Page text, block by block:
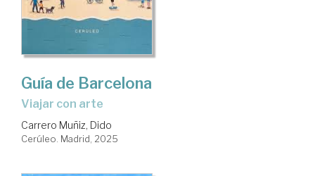
Guía de Barcelona
Viajar con arte
Carrero Muñiz, Dido
Cerúleo. Madrid, 2025